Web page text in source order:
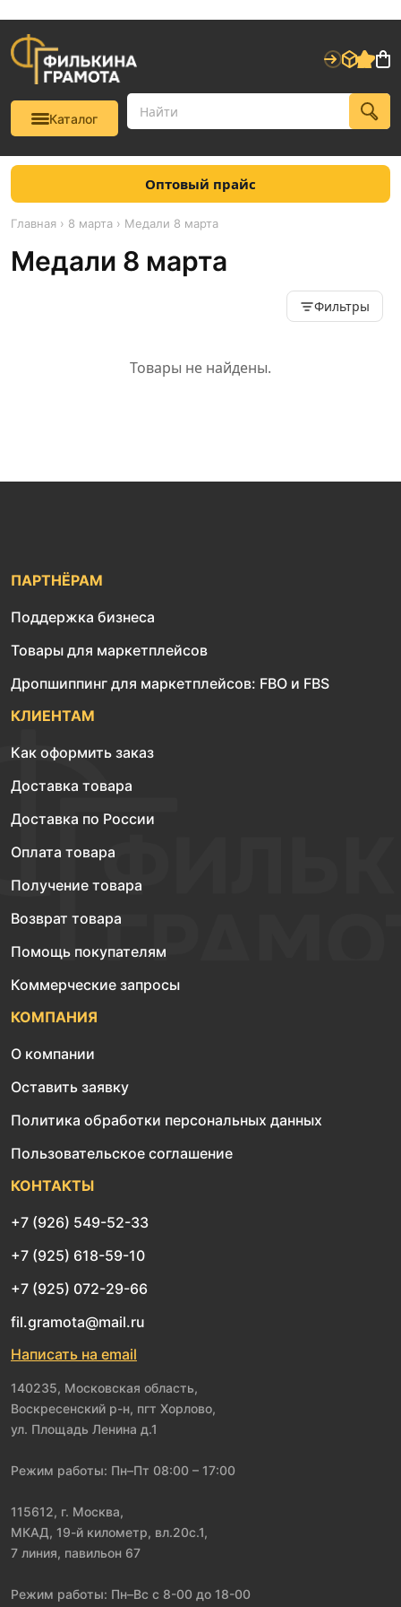
Каталог
Оптовый прайс
Главная › 8 марта › Медали 8 марта
Медали 8 марта
Фильтры
Товары не найдены.
ПАРТНЁРАМ
Поддержка бизнеса
Товары для маркетплейсов
Дропшиппинг для маркетплейсов: FBO и FBS
КЛИЕНТАМ
Как оформить заказ
Доставка товара
Доставка по России
Оплата товара
Получение товара
Возврат товара
Помощь покупателям
Коммерческие запросы
КОМПАНИЯ
О компании
Оставить заявку
Политика обработки персональных данных
Пользовательское соглашение
КОНТАКТЫ
+7 (926) 549-52-33
+7 (925) 618-59-10
+7 (925) 072-29-66
fil.gramota@mail.ru
Написать на email
140235, Московская область,
Воскресенский р-н, пгт Хорлово,
ул. Площадь Ленина д.1
Режим работы: Пн–Пт 08:00 – 17:00
115612, г. Москва,
МКАД, 19-й километр, вл.20с.1,
7 линия, павильон 67
Режим работы: Пн–Вс с 8-00 до 18-00